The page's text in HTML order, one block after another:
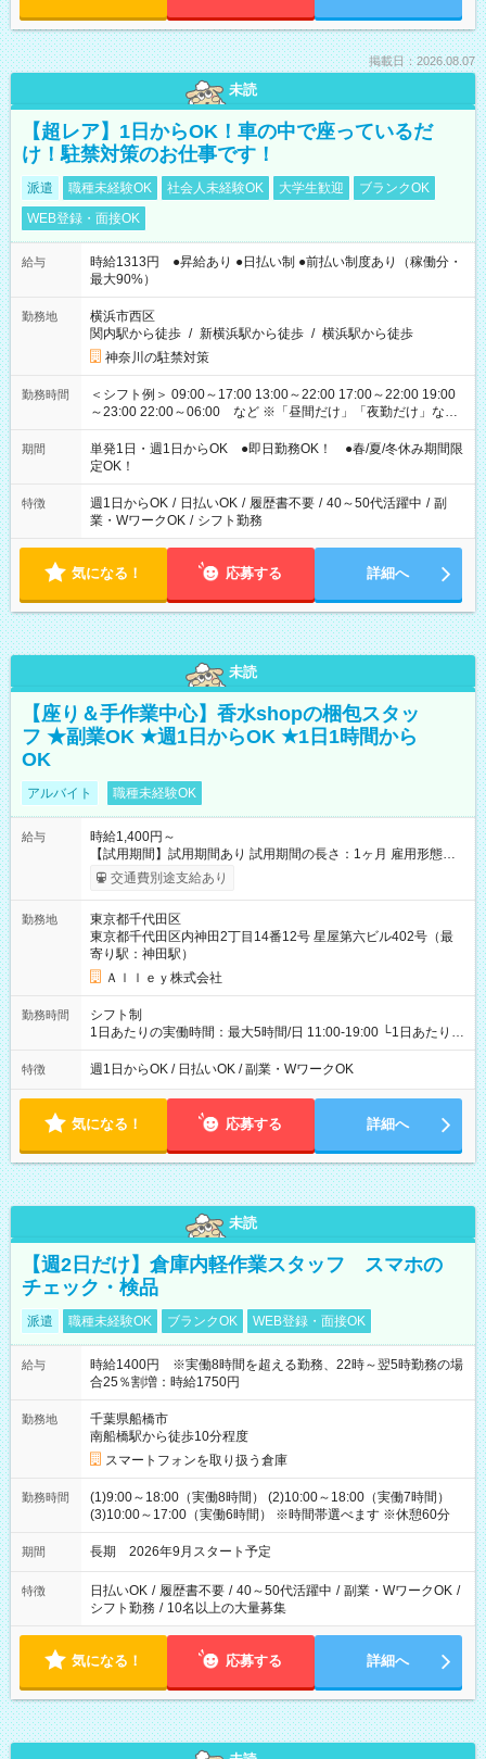
掲載日：2026.08.07
未読
【超レア】1日からOK！車の中で座っているだ
け！駐禁対策のお仕事です！
派遣 職種未経験OK 社会人未経験OK 大学生歓迎
ブランクOK
WEB登録・面接OK
給与
時給1313円 ●昇給あり ●日払い制 ●前払い制度あり（稼働分・
最大90%）
勤務地
横浜市西区
関内駅から徒歩 / 新横浜駅から徒歩 / 横浜駅から徒歩
神奈川の駐禁対策
勤務時間
＜シフト例＞ 09:00～17:00 13:00～22:00 17:00～22:00 19:00
～23:00 22:00～06:00 など ※「昼間だけ」「夜勤だけ」など
の希望OK
期間
単発1日・週1日からOK ●即日勤務OK！ ●春/夏/冬休み期間限
定OK！
特徴 週1日からOK / 日払いOK / 履歴書不要 / 40～50代活躍中 / 副
業・WワークOK / シフト勤務
気になる！ 応募する 詳細へ
未読
【座り＆手作業中心】香水shopの梱包スタッ
フ ★副業OK ★週1日からOK ★1日1時間から
OK
アルバイト 職種未経験OK
給与
時給1,400円～
【試用期間】試用期間あり 試用期間の長さ：1ヶ月 雇用形態、
給与は本採用時と同じです。
交通費別途支給あり
勤務地
東京都千代田区
東京都千代田区内神田2丁目14番12号 星屋第六ビル402号（最
寄り駅：神田駅）
Ａｌｌｅｙ株式会社
勤務時間
シフト制
1日あたりの実働時間：最大5時間/日 11:00-19:00 └1日あたりの
実働時間：1-5時間 └上記の時間帯内であれば、いつでも勤務可
能！ └平日・土曜日の中で、お好きな曜日でご勤務いただけま
18:00 などのように、自由な働き方が可能なお仕事です！
特徴 週1日からOK / 日払いOK / 副業・WワークOK
気になる！ 応募する 詳細へ
未読
【週2日だけ】倉庫内軽作業スタッフ スマホの
チェック・検品
派遣 職種未経験OK ブランクOK WEB登録・面接OK
給与
時給1400円 ※実働8時間を超える勤務、22時～翌5時勤務の場
合25％割増：時給1750円
勤務地
千葉県船橋市
南船橋駅から徒歩10分程度
スマートフォンを取り扱う倉庫
勤務時間
(1)9:00～18:00（実働8時間） (2)10:00～18:00（実働7時間）
(3)10:00～17:00（実働6時間） ※時間帯選べます ※休憩60分
期間 長期 2026年9月スタート予定
特徴 日払いOK / 履歴書不要 / 40～50代活躍中 / 副業・WワークOK /
シフト勤務 / 10名以上の大量募集
気になる！ 応募する 詳細へ